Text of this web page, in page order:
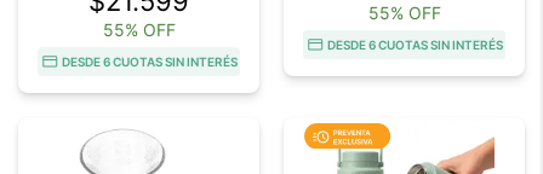
55% OFF
DESDE 6 CUOTAS SIN INTERÉS
55% OFF
DESDE 6 CUOTAS SIN INTERÉS